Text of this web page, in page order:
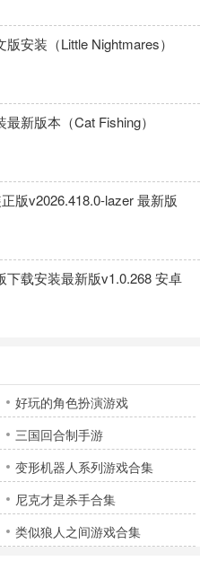
安装（Little Nightmares）
新版本（Cat Fishing）
版v2026.418.0-lazer 最新版
下载安装最新版v1.0.268 安卓
好玩的角色扮演游戏
三国回合制手游
变形机器人系列游戏合集
尼克才是杀手合集
类似狼人之间游戏合集